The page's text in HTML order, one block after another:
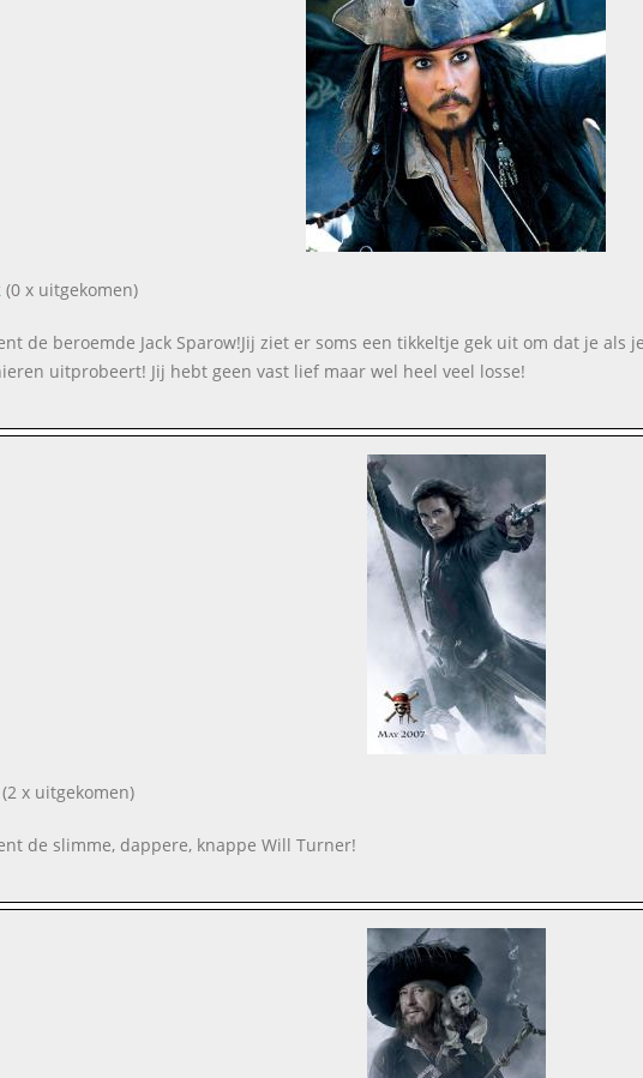
(0 x uitgekomen)
de beroemde Jack Sparow!Jij ziet er soms een tikkeltje gek uit om dat je als
uitprobeert! Jij hebt geen vast lief maar wel heel veel losse!
x uitgekomen)
de slimme, dappere, knappe Will Turner!